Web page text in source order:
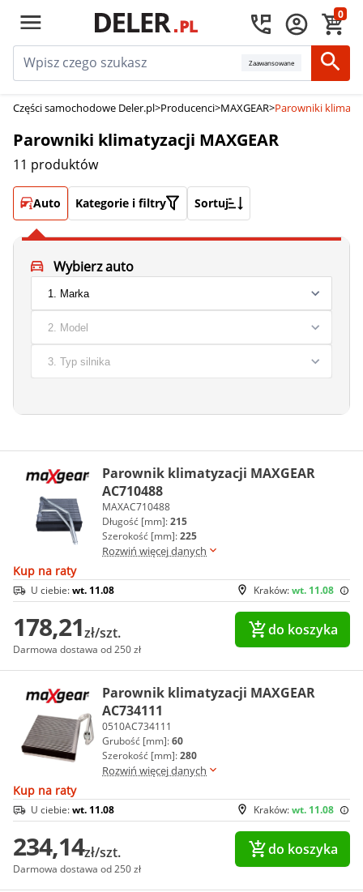
0
Zaawansowane
Części samochodowe Deler.pl>Producenci>MAXGEAR>Parowniki
Parowniki klimatyzacji MAXGEAR
11 produktów
Auto Kategorie i filtry Sortuj
Wybierz auto
Parownik klimatyzacji MAXGEAR
AC710488
MAXAC710488
Długość [mm]:215
Szerokość [mm]:225
Rozwiń więcej danych
Kup na raty
Kraków:wt. 11.08
U ciebie:wt. 11.08
178,21zł/szt.
Darmowa dostawa od 250 zł
do koszyka
Parownik klimatyzacji MAXGEAR
AC734111
0510AC734111
Grubość [mm]:60
Szerokość [mm]:280
Rozwiń więcej danych
Kup na raty
Kraków:wt. 11.08
U ciebie:wt. 11.08
234,14zł/szt.
Darmowa dostawa od 250 zł
do koszyka